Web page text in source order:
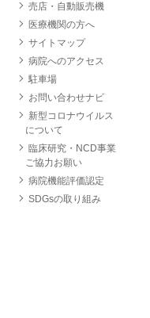
売店・自動販売機
医療機関の方へ
サイトマップ
病院へのアクセス
駐車場
お問い合わせナビ
新型コロナウイルス
について
臨床研究・NCD事業
ご協力お願い
病院機能評価認定
SDGsの取り組み